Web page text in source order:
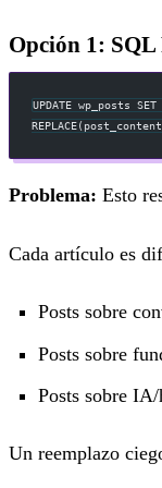
Opción 1: SQL
UPDATE wp_posts
Problema: Esto
Cada artículo es
Posts sobre
Posts sobre
Posts sobre
Un reemplazo